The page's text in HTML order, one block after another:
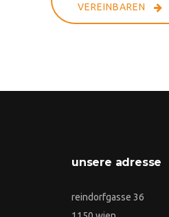
VEREINBAREN
unsere adresse
reindorfgasse 36